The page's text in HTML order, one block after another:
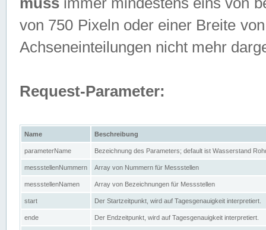
von 750 Pixeln oder einer Breite
Achseneinteilungen nicht mehr
Request-Parameter:
Name Beschreibung
parameterName Bezeichnung des Parameters; default ist Wasserstand
messstellenNummern Array von Nummern für Messstellen
messstellenNamen Array von Bezeichnungen für Messstellen
start Der Startzeitpunkt, wird auf Tagesgenauigkeit interpretiert.
ende Der Endzeitpunkt, wird auf Tagesgenauigkeit interpretiert.